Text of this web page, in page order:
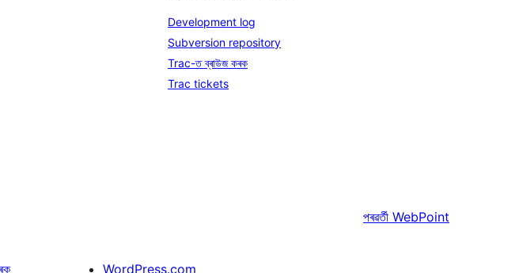
Development log
Subversion repository
Trac-ত ব্ৰাউজ কৰক
Trac tickets
পৰৱৰ্তী WebPoint
WordPress.com